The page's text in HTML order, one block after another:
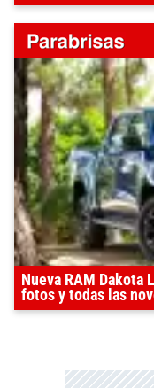
Nueva RAM Dakota
fotos y todas las